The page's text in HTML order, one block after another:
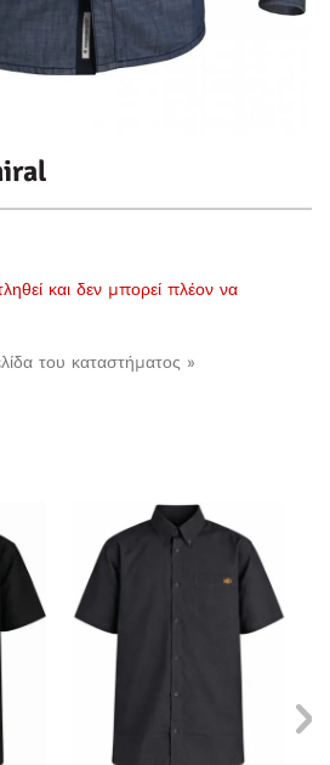
και δεν μπορεί πλέον να
του καταστήματος »